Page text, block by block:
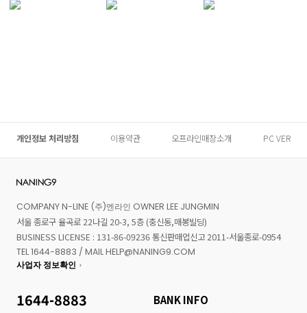
개인정보 처리방침 이용약관 오프라인매장소개 PC VER
COMPANY N-LINE (주)엔라인 OWNER LEE JUNGMIN
서울 종로구 율곡로 22나길 20-3, 5층 (충신동,매봉빌딩)
BUSINESS LICENSE : 131-86-09236 통신판매업신고 2011-서울종로-0954
TEL 1644-8883 / MAIL HELP@NANING9.COM
사업자 정보확인
1644-8883 BANK INFO